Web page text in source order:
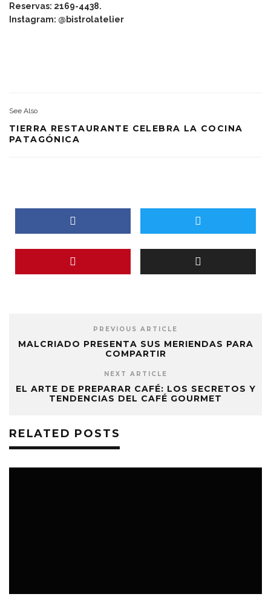
Reservas: 2169-4438.
Instagram: @bistrolatelier
See Also
TIERRA RESTAURANTE CELEBRA LA COCINA
PATAGÓNICA
PREVIOUS ARTICLE
MALCRIADO PRESENTA SUS MERIENDAS PARA
COMPARTIR
NEXT ARTICLE
EL ARTE DE PREPARAR CAFÉ: LOS SECRETOS Y
TENDENCIAS DEL CAFÉ GOURMET
RELATED POSTS